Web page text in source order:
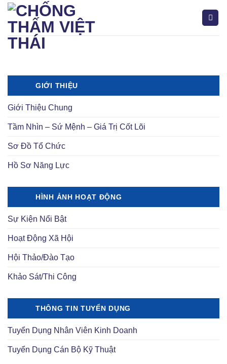
Bỏ
GIỚI THIỆU
Giới Thiệu Chung
Tầm Nhìn – Sứ Mệnh – Giá Trị Cốt Lõi
Sơ Đồ Tổ Chức
Hồ Sơ Năng Lực
HÌNH ẢNH HOẠT ĐỘNG
Sự Kiện Nổi Bật
Hoạt Động Xã Hội
Hội Thảo/Đào Tạo
Khảo Sát/Thi Công
THÔNG TIN TUYỂN DỤNG
Tuyển Dụng Nhân Viên Kinh Doanh
Tuyển Dụng Cán Bộ Kỹ Thuật